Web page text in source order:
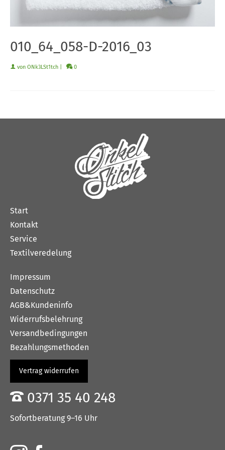
010_64_058-D-2016_03
von ONk3LSt1tch 0
Start
Kontakt
Service
Textilveredelung
Impressum
Datenschutz
AGB&Kundeninfo
Widerrufsbelehrung
Versandbedingungen
Bezahlungsmethoden
Vertrag widerrufen
0371 35 40 248
Sofortberatung 9–16 Uhr